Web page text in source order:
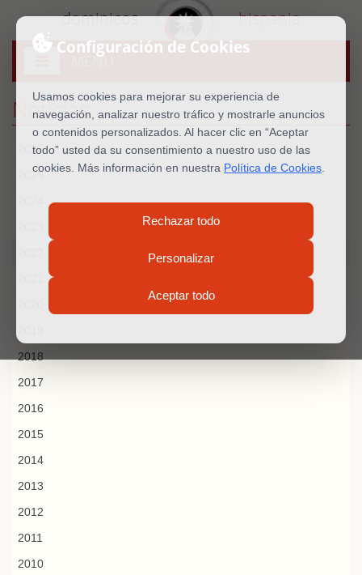
Configuración de Cookies
Usamos cookies para mejorar su experiencia de
navegación, analizar nuestro tráfico y mostrarle anuncios
o contenidos personalizados. Al hacer clic en “Aceptar
todo” usted da su consentimiento a nuestro uso de las
cookies. Más información en nuestra Política de Cookies
Rechazar todo
Personalizar
Aceptar todo
dominicos hispania
MENU
Noticias
2026
2025
2018
2017
2016
2015
2014
2013
2012
2011
2010